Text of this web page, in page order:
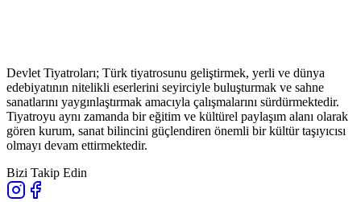
Devlet Tiyatroları; Türk tiyatrosunu geliştirmek, yerli ve dünya
edebiyatının nitelikli eserlerini seyirciyle buluşturmak ve sahne
sanatlarını yaygınlaştırmak amacıyla çalışmalarını sürdürmektedir.
Tiyatroyu aynı zamanda bir eğitim ve kültürel paylaşım alanı olarak
gören kurum, sanat bilincini güçlendiren önemli bir kültür taşıyıcısı
olmayı devam ettirmektedir.
Bizi Takip Edin